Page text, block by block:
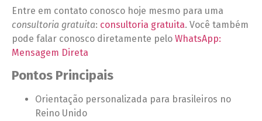
Entre em contato conosco hoje mesmo para uma
consultoria gratuita: consultoria gratuita. Você também
pode falar conosco diretamente pelo WhatsApp:
Mensagem Direta
Pontos Principais
Orientação personalizada para brasileiros no
Reino Unido